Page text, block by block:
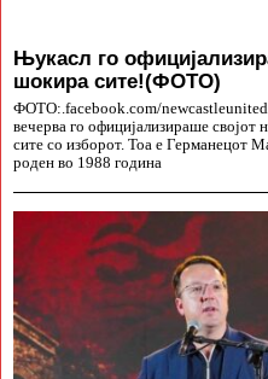
Њукасл го
шокира сите!(ФОТО)
ФОТО:.facebook.com/
вечерва го официјализираше
сите со изборот. Тоа е Германецот
роден во 1988 година